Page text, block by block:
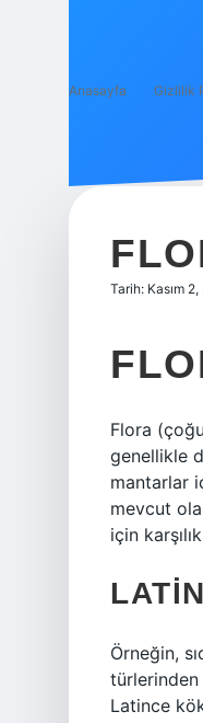
Anasayfa Gizlilik
Tarih: Kasım
Flora
genellikle
mantarlar
mevcut
için
Örneğin,
Latince